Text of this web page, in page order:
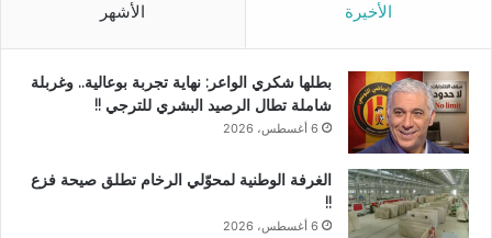
الأخيرة الأشهر
بطلها شكري الواعر: نهاية تجربة بوعالية.. وغربلة
شاملة تطال الرصيد البشري للترجي !!
6 أغسطس، 2026
الغرفة الوطنية لمحوّلي الرخام تطلق صيحة فزع
!!
6 أغسطس، 2026